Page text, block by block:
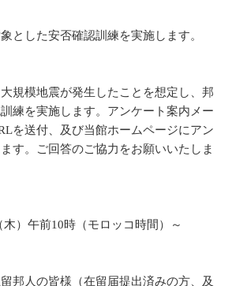
とした安否確認訓練を実施します。
規模地震が発生したことを想定し、邦
練を実施します。アンケート案内メー
を送付、及び当館ホームページにアン
す。ご回答のご協力をお願いいたしま
）午前10時（モロッコ時間）～
邦人の皆様（在留届提出済みの方、及